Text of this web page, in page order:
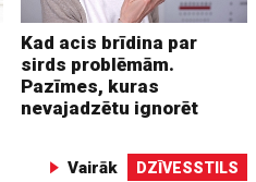
Kad acis brīdina par
sirds problēmām.
Pazīmes, kuras
nevajadzētu ignorēt
Vairāk DZĪVESSTILS